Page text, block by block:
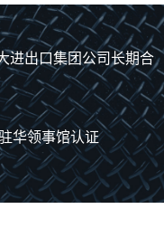
进出口集团公司长期合
华领事馆认证